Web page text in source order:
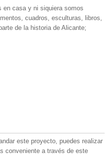
en casa y ni siquiera somos
cuadros, esculturas, libros,
de la historia de Alicante;
este proyecto, puedes realizar
conveniente a través de este